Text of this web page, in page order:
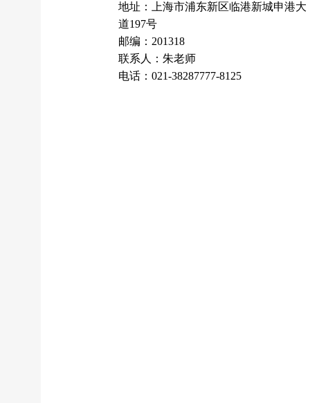
地址：上海市浦东新区临港新城申港大
道197号
邮编：201318
联系人：朱老师
电话：021-38287777-8125